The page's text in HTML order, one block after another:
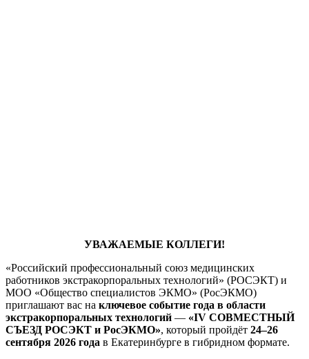
УВАЖАЕМЫЕ КОЛЛЕГИ!
«Российский профессиональный союз медицинских
работников экстракорпоральных технологий» (РОСЭКТ) и
МОО «Общество специалистов ЭКМО» (РосЭКМО)
приглашают вас на ключевое событие года в области
экстракорпоральных технологий — «IV СОВМЕСТНЫЙ
СЪЕЗД РОСЭКТ и РосЭКМО», который пройдёт 24–26
сентября 2026 года в Екатеринбурге в гибридном формате.